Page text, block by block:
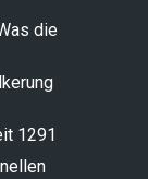
die
1291